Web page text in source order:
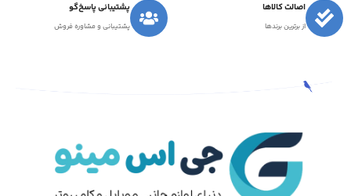
اصالت کالاها
از برترین برندها
پشتیبانی پاسخ‌گو
پشتیبانی و مشاوره فروش